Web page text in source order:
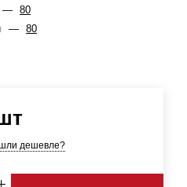
— 80
— 80
дешевле?